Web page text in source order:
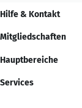
Hilfe & Kontakt
Mitgliedschaften
Hauptbereiche
Services